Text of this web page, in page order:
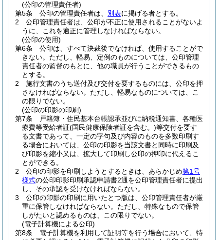
(公印の管理責任者)
第5条
公印の管理責任者は、 別表に掲げる者とする。
2
公印管理責任者は、公印が不正に使用されることがないよ
うに、これを適正に管理しなければならない。
(公印の使用)
第6条
公印は、すべて決裁後でなければ、使用することがで
きない。 ただし、軽易、定例のものについては、公印管理
責任者の監督のもとに、他の職員が行うことができるもの
とする。
2
施行文書のうち送付及び交付を要するものには、公印を押
さなければならない。 ただし、軽易なものについては、こ
の限りでない。
(公印の印影の印刷)
第7条
戸籍簿・住民基本台帳認承並びに納税通知書、各種医
療費等受給者証(国民健康保険者証を含む。)等交付を要す
る文書であって、一定の字句及び内容のものを多数印刷す
る場合においては、公印の印影を当該文書と同時に印刷及
び印影を縮小又は、拡大して印刷し公印の押印に代えるこ
とができる。
2
公印の印影を印刷しようとするときは、あらかじめ第1号
様式の公印印影印刷承認申請書2通を公印管理責任者に提出
し、その承認を受けなければならない。
3
公印の印影の印刷に用いたとつ版は、公印管理責任者が厳
重に保管しなければならない。 ただし、特殊なもので保管
しがたいと認めるものは、この限りでない。
(電子計算機による公印)
第8条
電子計算機を利用して証明等を行う場合において、特